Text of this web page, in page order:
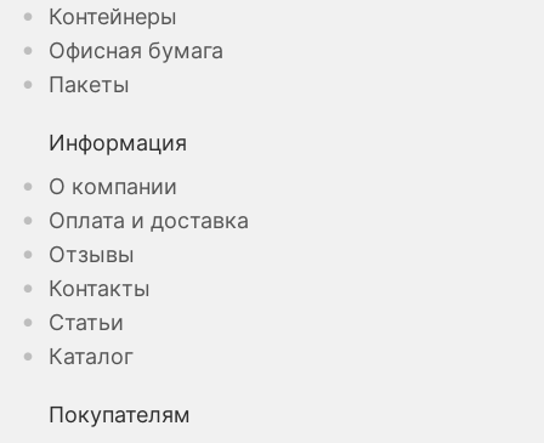
Контейнеры
Офисная бумага
Пакеты
Информация
О компании
Оплата и доставка
Отзывы
Контакты
Статьи
Каталог
Покупателям